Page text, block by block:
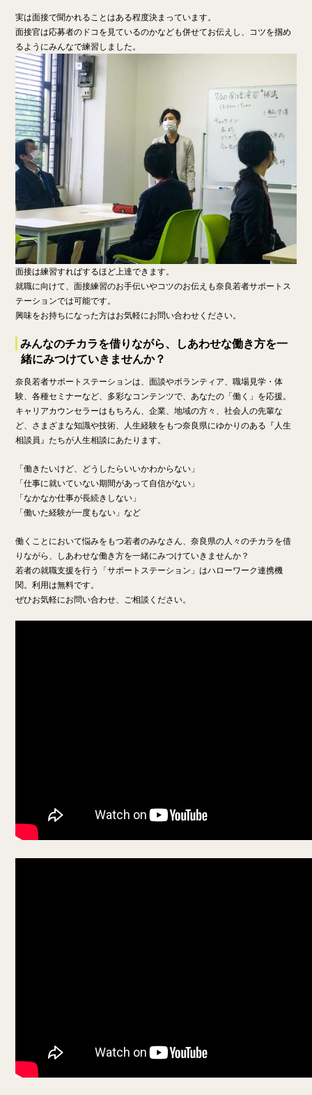
実は面接で聞かれることはある程度決まっています。
面接官は応募者のドコを見ているのかなども併せてお伝えし、コツを掴め
るようにみんなで練習しました。
面接は練習すればするほど上達できます。
就職に向けて、面接練習のお手伝いやコツのお伝えも奈良若者サポートス
テーションでは可能です。
興味をお持ちになった方はお気軽にお問い合わせください。
みんなのチカラを借りながら、しあわせな働き方を一
緒にみつけていきませんか？
奈良若者サポートステーションは、面談やボランティア、職場見学・体
験、各種セミナーなど、多彩なコンテンツで、あなたの「働く」を応援。
キャリアカウンセラーはもちろん、企業、地域の方々、社会人の先輩な
ど、さまざまな知識や技術、人生経験をもつ奈良県にゆかりのある『人生
相談員』たちが人生相談にあたります。
「働きたいけど、どうしたらいいかわからない」
「仕事に就いていない期間があって自信がない」
「なかなか仕事が長続きしない」
「働いた経験が一度もない」など
働くことにおいて悩みをもつ若者のみなさん、奈良県の人々のチカラを借
りながら、しあわせな働き方を一緒にみつけていきませんか？
若者の就職支援を行う「サポートステーション」はハローワーク連携機
関。利用は無料です。
ぜひお気軽にお問い合わせ、ご相談ください。